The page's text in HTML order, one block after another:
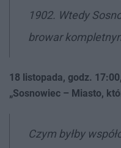
1902. Wtedy
browar
18 listopada, godz.
„Sosnowiec – Miasto,
Czym byłby